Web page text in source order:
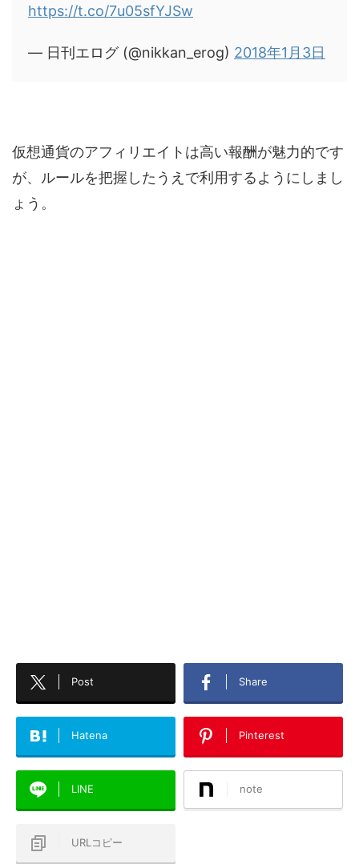
https://t.co/7u05sfYJSw
— 日刊エログ (@nikkan_erog) 2018年1月3日
仮想通貨のアフィリエイトは高い報酬が魅力的です
が、ルールを把握したうえで利用するようにしまし
ょう。
Post Share
Hatena Pinterest
LINE note
URLコピー